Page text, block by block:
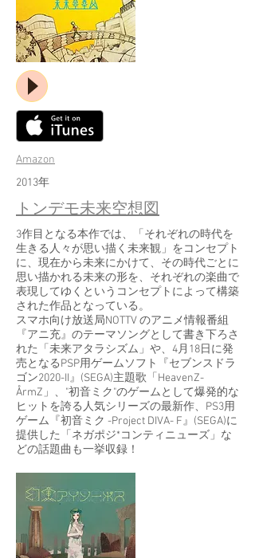
Amazon
​2013年
​トンデモ未来空想図
3作目となる本作では、「それぞれの時代を
生きる人々が思い描く未来観」をコンセプト
に、現在から未来にかけて、その時代ごとに
思い描かれる未来の形を、それぞれの楽曲で
表現してゆくというコンセプトによって構築
された作品となっている。
スマホ向け放送局NOTTV のアニメ情報番組
『アニ充』のテーマソングとして書き下ろさ
れた「未来アタラシズム」や、4月18日に発
売となるPSP用ゲームソフト『セブンスドラ
ゴン2020-II』(SEGA)主題歌「HeavenZ-
ÅrmZ」、"初音ミク"のゲームとして爆発的な
ヒットを誇る人気シリーズの最新作、PS3用
ゲーム『初音ミク -Project DIVA- F』(SEGA)に
提供した「ネガポジ*コンティニューズ」な
どの話題曲も一挙収録！